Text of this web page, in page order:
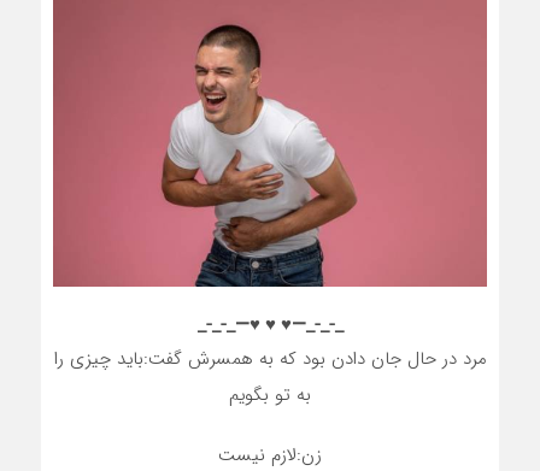
_-_-_—♥️ ♥️ ♥️—_-_-_
مرد در حال جان دادن بود که به همسرش گفت:باید چیزی را
به تو بگویم
زن:لازم نیست